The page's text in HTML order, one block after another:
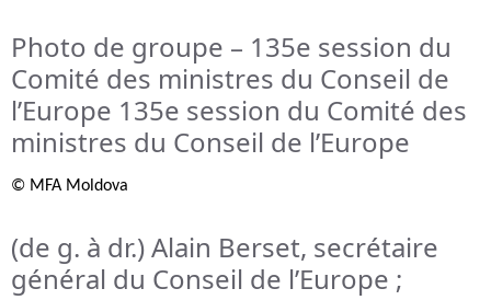
Photo de groupe – 135e session du
Comité des ministres du Conseil de
l’Europe 135e session du Comité des
ministres du Conseil de l’Europe
© MFA Moldova
(de g. à dr.) Alain Berset, secrétaire
général du Conseil de l’Europe ;